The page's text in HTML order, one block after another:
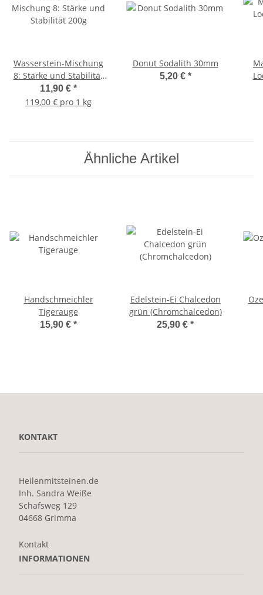
Wasserstein-Mischung
8: Stärke und Stabilität
200g
11,90 € *
119,00 € pro 1 kg
Donut Sodalith 30mm
5,20 € *
Ähnliche Artikel
Handschmeichler
Tigerauge
15,90 € *
Edelstein-Ei Chalcedon
grün (Chromchalcedon)
25,90 € *
KONTAKT
Heilenmitsteinen.de
Inh. Sandra Weiße
Schafsweg 129
04668 Grimma
Kontakt
INFORMATIONEN